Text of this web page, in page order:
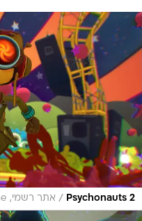
Psychonauts 2
/ אתר רשמי, Double Fine